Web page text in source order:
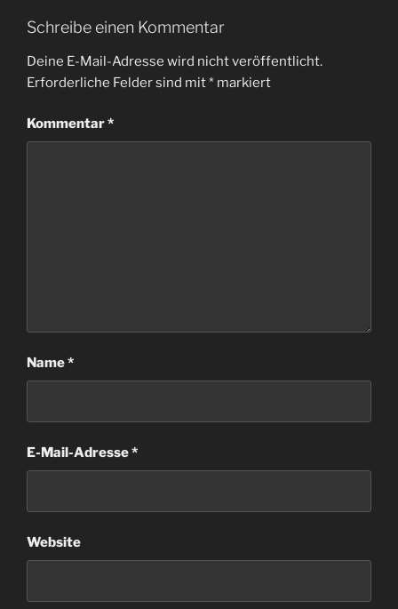
Schreibe einen Kommentar
Deine E-Mail-Adresse wird nicht veröffentlicht.
Erforderliche Felder sind mit* markiert
Kommentar*
Name*
E-Mail-Adresse*
Website